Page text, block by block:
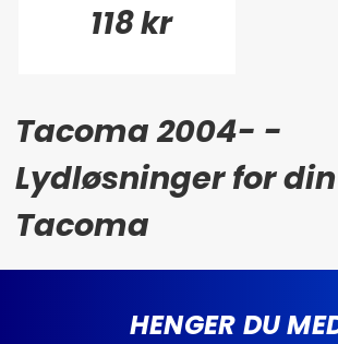
118 kr
Tacoma 2004- -
Lydløsninger for din
Tacoma
HENGER DU